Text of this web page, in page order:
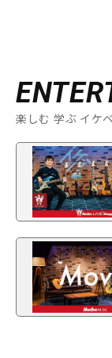
楽しむ 学ぶ イケ